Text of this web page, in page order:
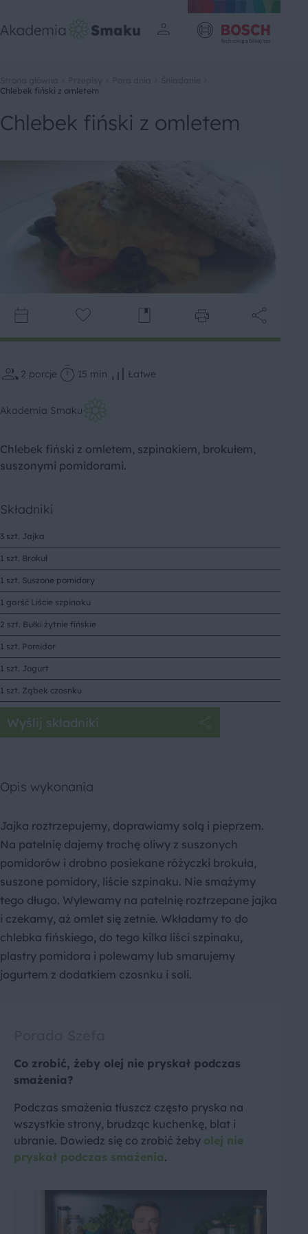
Chlebek fiński z omletem
Chlebek fiński z omletem
2 porcje 15 min Łatwe
Akademia Smaku
Chlebek fiński z omletem, szpinakiem, brokułem,
suszonymi pomidorami.
Składniki
3 szt. Jajka
1 szt. Brokuł
1 szt. Suszone pomidory
1 garść Liście szpinaku
2 szt. Bułki żytnie fińskie
1 szt. Pomidor
1 szt. Jogurt
1 szt. Ząbek czosnku
Wyślij składniki
Opis wykonania
Jajka roztrzepujemy, doprawiamy solą i pieprzem.
Na patelnię dajemy trochę oliwy z suszonych
pomidorów i drobno posiekane różyczki brokuła,
suszone pomidory, liście szpinaku. Nie smażymy
tego długo. Wylewamy na patelnię roztrzepane jajka
i czekamy, aż omlet się zetnie. Wkładamy to do
chlebka fińskiego, do tego kilka liści szpinaku,
plastry pomidora i polewamy lub smarujemy
jogurtem z dodatkiem czosnku i soli.
Co zrobić, żeby olej nie pryskał podczas
smażenia?
Podczas smażenia tłuszcz często pryska na
wszystkie strony, brudząc kuchenkę, blat i
ubranie. Dowiedz się co zrobić żeby olej nie
pryskał podczas smażenia.